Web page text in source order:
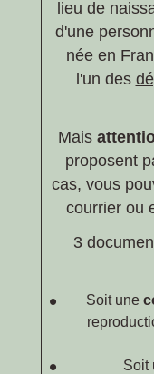
lieu de
d'une
née en
l'un des
Mais
proposent
cas, vous
courrier ou
3
Soit une
Soit